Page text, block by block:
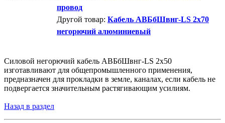
провод
Другой товар: Кабель АВБбШвнг-LS 2х70
негорючий алюминиевый
Силовой негорючий кабель АВБбШвнг-LS 2х50
изготавливают для общепромышленного применения,
предназначен для прокладки в земле, каналах, если кабель не
подвергается значительным растягивающим усилиям.
Назад в раздел